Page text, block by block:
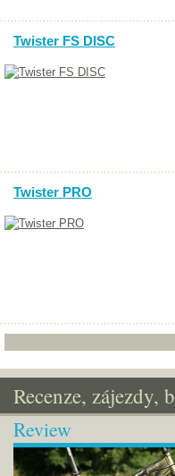
Twister FS DISC
Twister PRO
Recenze, zájezdy,
Review